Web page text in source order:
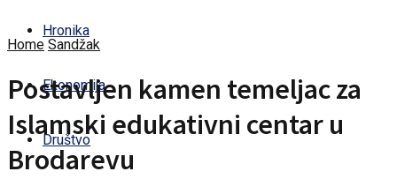
Hronika
Ekonomija
Društvo
Home Sandžak
Postavljen kamen temeljac za
Islamski edukativni centar u
Brodarevu